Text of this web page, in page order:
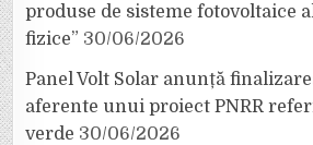
produse de sisteme fotovoltaice
fizice” 30/06/2026
Panel Volt Solar anunță
aferente unui proiect PNRR
verde 30/06/2026